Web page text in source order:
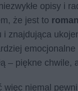
opisy i
że jest to
i znajdująca
– piękne chwile,
więc niemal